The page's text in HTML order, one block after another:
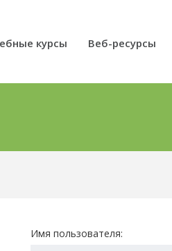
курсы Веб-ресурсы
Имя пользователя: